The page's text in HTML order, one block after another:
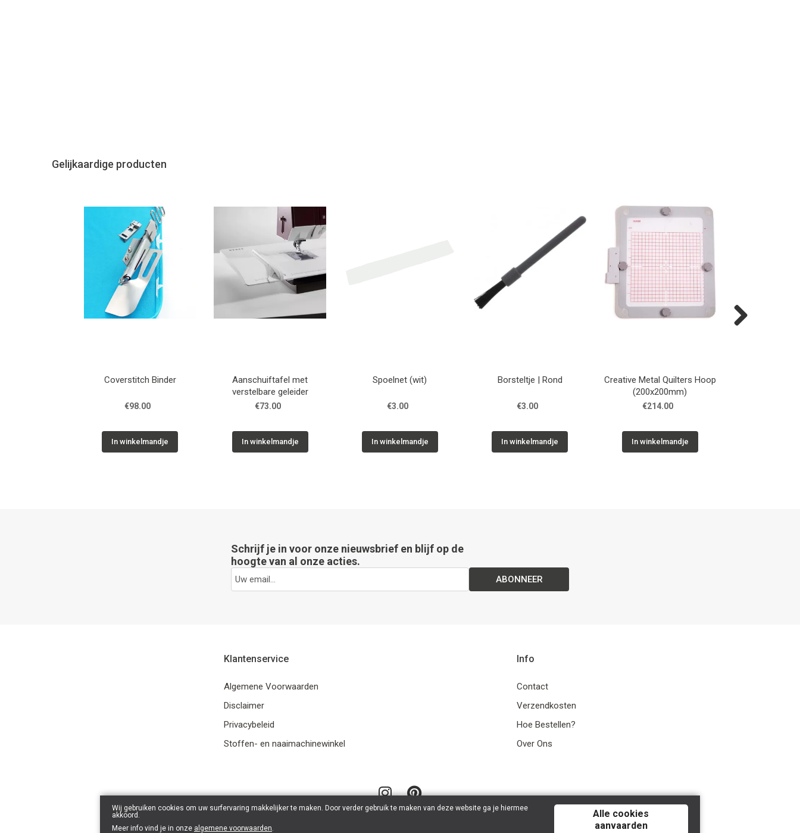
Gelijkaardige producten
Coverstitch Binder
€98.00
In winkelmandje
Aanschuiftafel met
verstelbare geleider
€73.00
In winkelmandje
Spoelnet (wit)
€3.00
In winkelmandje
Borsteltje | Rond
€3.00
In winkelmandje
Creative Metal Quilters Hoop
(200x200mm)
€214.00
In winkelmandje
Schrijf je in voor onze nieuwsbrief en blijf op de
hoogte van al onze acties.
ABONNEER
Klantenservice
Algemene Voorwaarden
Disclaimer
Privacybeleid
Stoffen- en naaimachinewinkel
Info
Contact
Verzendkosten
Hoe Bestellen?
Over Ons
Wij gebruiken cookies om uw surfervaring makkelijker te maken. Door verder gebruik te maken van deze website ga je hiermee
akkoord.
Meer info vind je in onze algemene voorwaarden.
Alle cookies
aanvaarden